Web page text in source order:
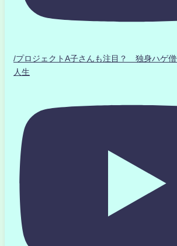
/プロジェクトA子さんも注目？ 独身ハゲ
人生